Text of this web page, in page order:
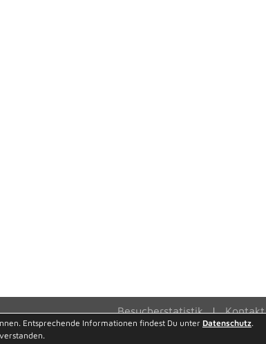
Besucherstatistik Kontakt
Entsprechende Informationen findest Du unter Datenschutz.